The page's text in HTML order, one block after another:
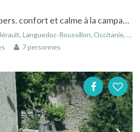
Gîte La Bergerie 7 pers. confort et calme à la campagne
Languedoc-Roussillon, Occitanie, France
7 personnes